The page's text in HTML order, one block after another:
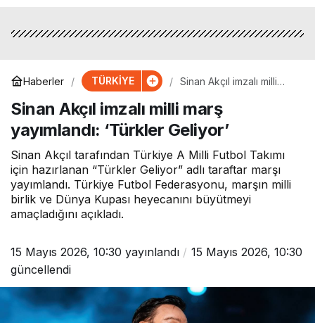
Haberler TÜRKİYE
Sinan Akçıl imzalı milli
Geliyor’
Sinan Akçıl imzalı milli marş
yayımlandı: ‘Türkler Geliyor’
Sinan Akçıl tarafından Türkiye A Milli Futbol Takımı
için hazırlanan “Türkler Geliyor” adlı taraftar marşı
yayımlandı. Türkiye Futbol Federasyonu, marşın milli
birlik ve Dünya Kupası heyecanını büyütmeyi
amaçladığını açıkladı.
15 Mayıs 2026, 10:30 yayınlandı
15 Mayıs 2026, 10:30
güncellendi